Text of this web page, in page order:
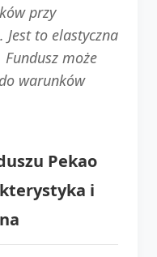
przy
to elastyczna
może
warunków
Pekao
i